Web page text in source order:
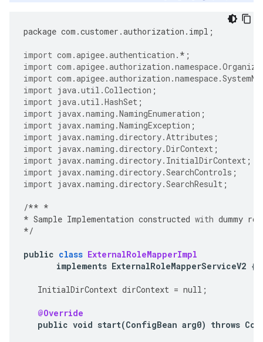
package com .customer .authorization . impl ;
import com.apigee.authentication. * ;
import
import
import java.util.Collection ;
import java.util.HashSet ;
import javax.naming.NamingEnumeration ;
import javax.naming.NamingException ;
import javax.naming.directory.Attributes ;
import javax.naming.directory.DirContext ;
import javax.naming.directory.InitialDirContext ;
import javax.naming.directory.SearchControls ;
import javax.naming.directory.SearchResult ;
/** *
* Sample Implementation constructed with dummy
*/
public class ExternalRoleMapperImpl
implements ExternalRoleMapperServiceV2 {
InitialDirContext dirContext = null ;
@Override
public void start(ConfigBean arg0) throws